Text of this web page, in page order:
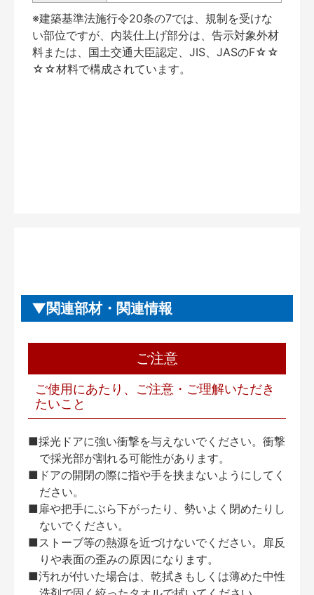
※建築基準法施行令20条の7では、規制を受けな
い部位ですが、内装仕上げ部分は、告示対象外材
料または、国土交通大臣認定、JIS、JASのF☆☆
☆☆材料で構成されています。
関連部材・関連情報
ご注意
ご使用にあたり、ご注意・ご理解いただき
たいこと
■採光ドアに強い衝撃を与えないでください。衝撃
で採光部が割れる可能性があります。
■ドアの開閉の際に指や手を挟まないようにしてく
ださい。
■扉や把手にぶら下がったり、勢いよく閉めたりし
ないでください。
■ストーブ等の熱源を近づけないでください。扉反
りや表面の歪みの原因になります。
■汚れが付いた場合は、乾拭きもしくは薄めた中性